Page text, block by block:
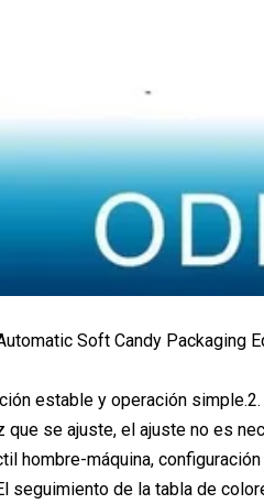
estable y operación
se ajuste, el ajuste no es
máquina,
seguimiento de la tabla de